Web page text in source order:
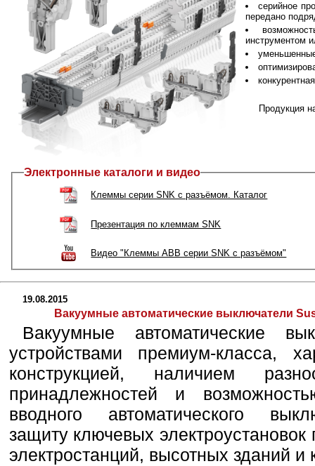
серийное
передано
инструментом
Продукция
Электронные каталоги и видео
Клеммы серии SNK с разъёмом. Каталог
Презентация по клеммам SNK
Видео "Клеммы ABB серии SNK с разъёмом"
19.08.2015
Вакуумные автоматические выключатели
Вакуумные автоматические
устройствами премиум-класса,
конструкцией, наличием
принадлежностей и
вводного автоматического
защиту ключевых
электростанций, высотных зданий и